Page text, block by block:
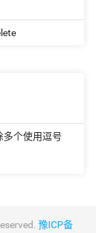
多个使用逗号
豫ICP备